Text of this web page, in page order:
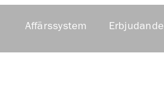
Affärssystem Erbjudande